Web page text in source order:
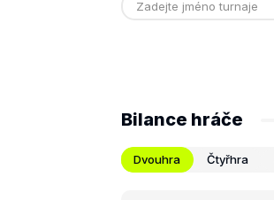
Bilance hráče
Dvouhra Čtyřhra